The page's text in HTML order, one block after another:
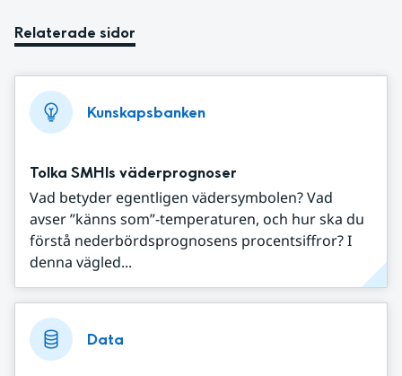
Relaterade sidor
Kunskapsbanken
Tolka SMHIs väderprognoser
Vad betyder egentligen vädersymbolen? Vad
avser ”känns som”-temperaturen, och hur ska du
förstå nederbördsprognosens procentsiffror? I
denna vägled...
Data